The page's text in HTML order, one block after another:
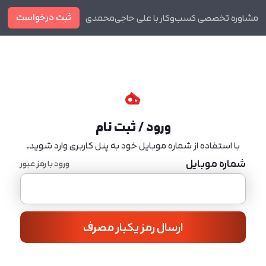
مشاوره تخصصی کسب‌وکار با علی حاجی‌محمدی ثبت درخواست
ورود / ثبت نام
با استفاده از شماره موبایل خود به پنل کاربری وارد شوید.
شماره موبایل ورود با رمز عبور
ارسال رمز یکبار مصرف